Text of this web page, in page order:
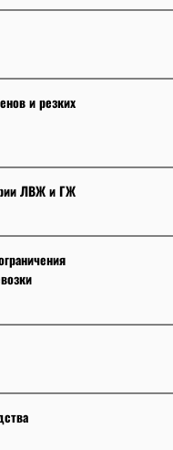
и резких
ЛВЖ и ГЖ